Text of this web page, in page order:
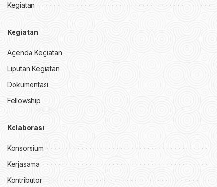
Kegiatan
Kegiatan
Agenda Kegiatan
Liputan Kegiatan
Dokumentasi
Fellowship
Kolaborasi
Konsorsium
Kerjasama
Kontributor